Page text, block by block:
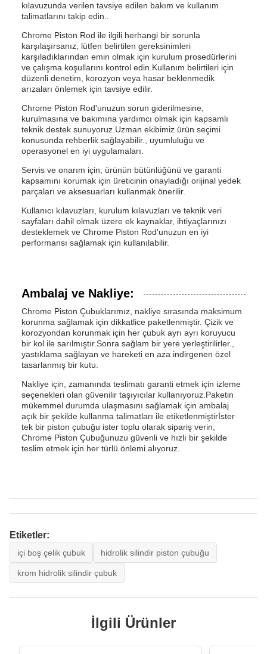
kılavuzunda verilen tavsiye edilen bakım ve kullanım
talimatlarını takip edin..
Chrome Piston Rod ile ilgili herhangi bir sorunla
karşılaşırsanız, lütfen belirtilen gereksinimleri
karşıladıklarından emin olmak için kurulum prosedürlerini
ve çalışma koşullarını kontrol edin.Kullanım belirtileri için
düzenli denetim, korozyon veya hasar beklenmedik
arızaları önlemek için tavsiye edilir.
Chrome Piston Rod'unuzun sorun giderilmesine,
kurulmasına ve bakımına yardımcı olmak için kapsamlı
teknik destek sunuyoruz.Uzman ekibimiz ürün seçimi
konusunda rehberlik sağlayabilir., uyumluluğu ve
operasyonel en iyi uygulamaları.
Servis ve onarım için, ürünün bütünlüğünü ve garanti
kapsamını korumak için üreticinin onayladığı orijinal yedek
parçaları ve aksesuarları kullanmak önerilir.
Kullanıcı kılavuzları, kurulum kılavuzları ve teknik veri
sayfaları dahil olmak üzere ek kaynaklar, ihtiyaçlarınızı
desteklemek ve Chrome Piston Rod'unuzun en iyi
performansı sağlamak için kullanılabilir.
Ambalaj ve Nakliye:
Chrome Piston Çubuklarımız, nakliye sırasında maksimum
korunma sağlamak için dikkatlice paketlenmiştir. Çizik ve
korozyondan korunmak için her çubuk ayrı ayrı koruyucu
bir kol ile sarılmıştır.Sonra sağlam bir yere yerleştirilirler.,
yastıklama sağlayan ve hareketi en aza indirgenen özel
tasarlanmış bir kutu.
Nakliye için, zamanında teslimatı garanti etmek için izleme
seçenekleri olan güvenilir taşıyıcılar kullanıyoruz.Paketin
mükemmel durumda ulaşmasını sağlamak için ambalaj
açık bir şekilde kullanma talimatları ile etiketlenmiştirİster
tek bir piston çubuğu ister toplu olarak sipariş verin,
Chrome Piston Çubuğunuzu güvenli ve hızlı bir şekilde
teslim etmek için her türlü önlemi alıyoruz.
Etiketler:
içi boş çelik çubuk hidrolik silindir piston çubuğu
krom hidrolik silindir çubuk
İlgili Ürünler